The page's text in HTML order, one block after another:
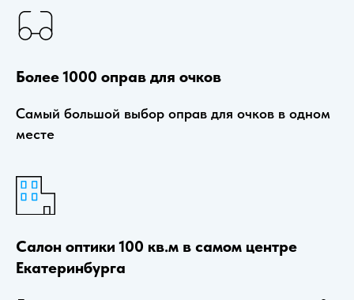
Более 1000 оправ для очков
Самый большой выбор оправ для очков в одном
месте
Салон оптики 100 кв.м в самом центре
Екатеринбурга